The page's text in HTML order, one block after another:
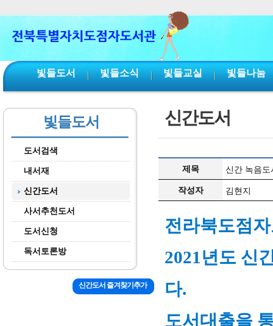
빛들도서 빛들소식 빛들교실 빛들나눔
빛들도서
도서검색
내서재
신간도서
사서추천도서
도서신청
독서토론방
신간도서
제목 신간 녹음
작성자 김현지
전라북도점
2021년도 신
다.
도서대출을
신간도서 즐겨찾기추가